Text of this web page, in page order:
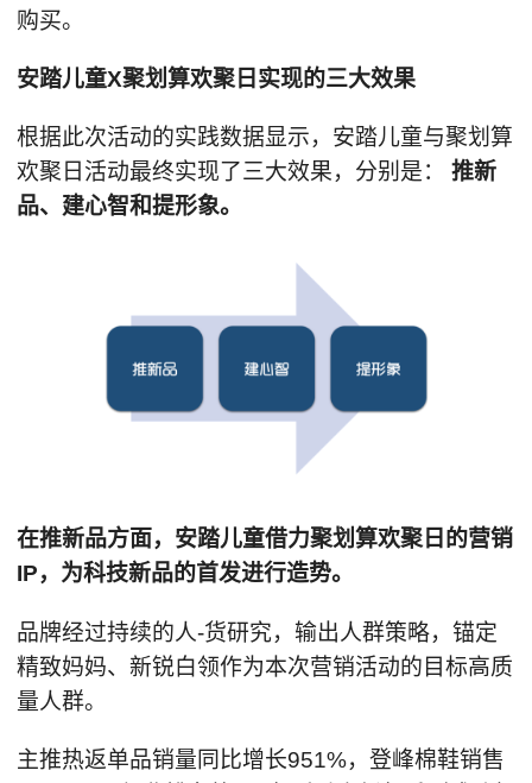
购买。
安踏儿童X聚划算欢聚日实现的三大效果
根据此次活动的实践数据显示，安踏儿童与聚划算
欢聚日活动最终实现了三大效果，分别是： 推新
品、建心智和提形象。
在推新品方面，安踏儿童借力聚划算欢聚日的营销
IP，为科技新品的首发进行造势。
品牌经过持续的人-货研究，输出人群策略，锚定
精致妈妈、新锐白领作为本次营销活动的目标高质
量人群。
主推热返单品销量同比增长951%，登峰棉鞋销售